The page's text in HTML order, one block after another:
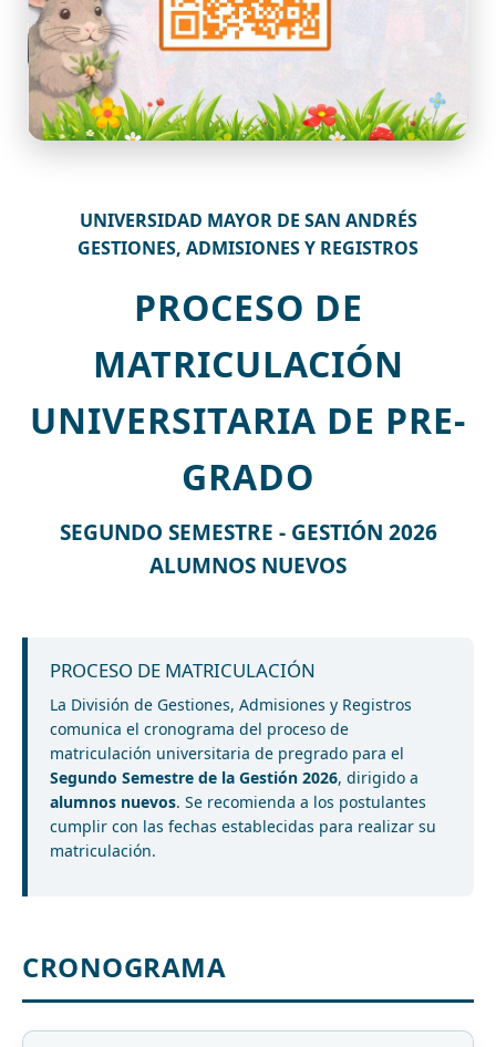
UNIVERSIDAD MAYOR DE SAN ANDRÉS
GESTIONES, ADMISIONES Y REGISTROS
PROCESO DE
MATRICULACIÓN
UNIVERSITARIA DE PRE-
GRADO
SEGUNDO SEMESTRE - GESTIÓN 2026
ALUMNOS NUEVOS
PROCESO DE MATRICULACIÓN
La División de Gestiones, Admisiones y Registros
comunica el cronograma del proceso de
matriculación universitaria de pregrado para el
Segundo Semestre de la Gestión 2026, dirigido a
alumnos nuevos. Se recomienda a los postulantes
cumplir con las fechas establecidas para realizar su
matriculación.
CRONOGRAMA